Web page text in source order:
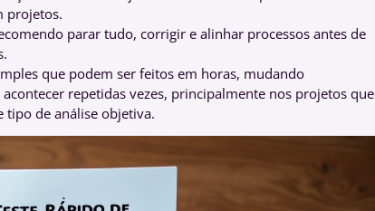
projetos.
parar tudo, corrigir e alinhar processos antes de
que podem ser feitos em horas, mudando
repetidas vezes, principalmente nos projetos que
tipo de análise objetiva.